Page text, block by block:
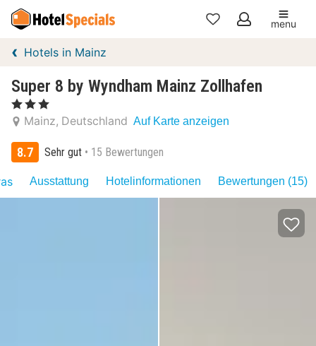
Meine
menu
Hotels in Mainz
Super 8 by Wyndham Mainz Zollhafen
, 3 Sterne
Mainz Deutschland Auf Karte anzeigen
8.7 Sehr gut 15 Bewertungen
Ausstattung Hotelinformationen Bewertungen (15)